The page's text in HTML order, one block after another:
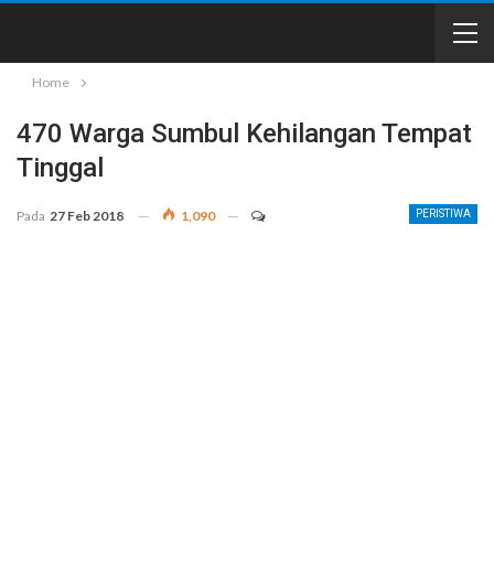
Home
470 Warga Sumbul Kehilangan Tempat
Tinggal
PERISTIWA
Pada 27 Feb 2018 1,090